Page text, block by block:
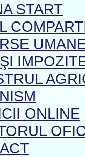
START
ONLINE